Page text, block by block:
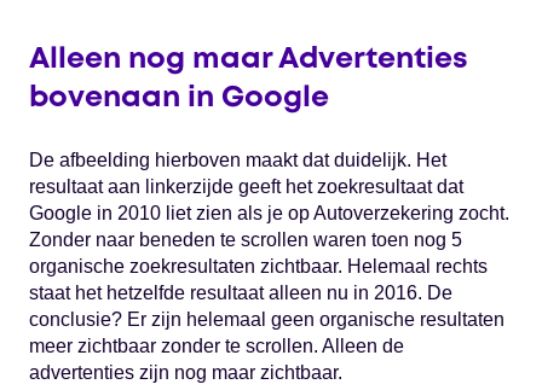
Alleen nog maar Advertenties
bovenaan in Google
De afbeelding hierboven maakt dat duidelijk. Het
resultaat aan linkerzijde geeft het zoekresultaat dat
Google in 2010 liet zien als je op Autoverzekering zocht.
Zonder naar beneden te scrollen waren toen nog 5
organische zoekresultaten zichtbaar. Helemaal rechts
staat het hetzelfde resultaat alleen nu in 2016. De
conclusie? Er zijn helemaal geen organische resultaten
meer zichtbaar zonder te scrollen. Alleen de
advertenties zijn nog maar zichtbaar.